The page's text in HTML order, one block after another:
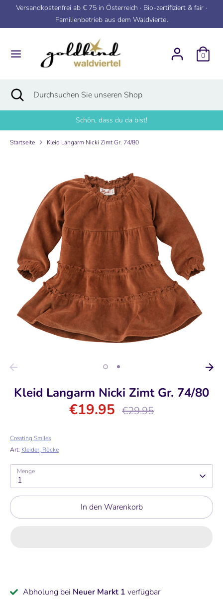
Direkt
Inhalt
Versandkostenfrei ab € 75 in Österreich · Bio-zertifiziert & fair ·
Familienbetrieb aus dem Waldviertel
0
Durchsuchen
unseren
Suchen Durchsuchen
unseren
Suche
schließen
Schön, dass du da bist!
Startseite Kleid Langarm Nicki Zimt Gr. 74/80
Kleid Langarm Nicki Zimt Gr. 74/80
€19.95
Normaler
€29.95
Creating Smiles
Art: Kleider, Röcke
Menge
1
In den Warenkorb
Abholung bei Neuer Markt 1 verfügbar